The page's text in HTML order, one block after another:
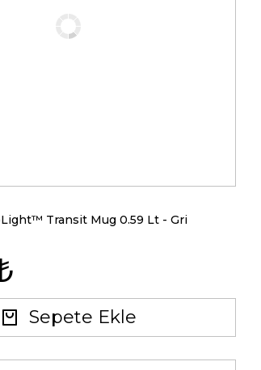
Transit Mug 0.59 Lt - Gri
Sepete Ekle